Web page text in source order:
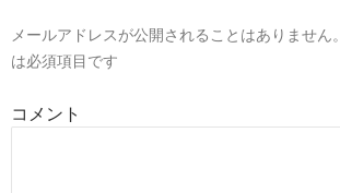
シ
ン
メールアドレスが公開されることはありません。
は必須項目です
コメント